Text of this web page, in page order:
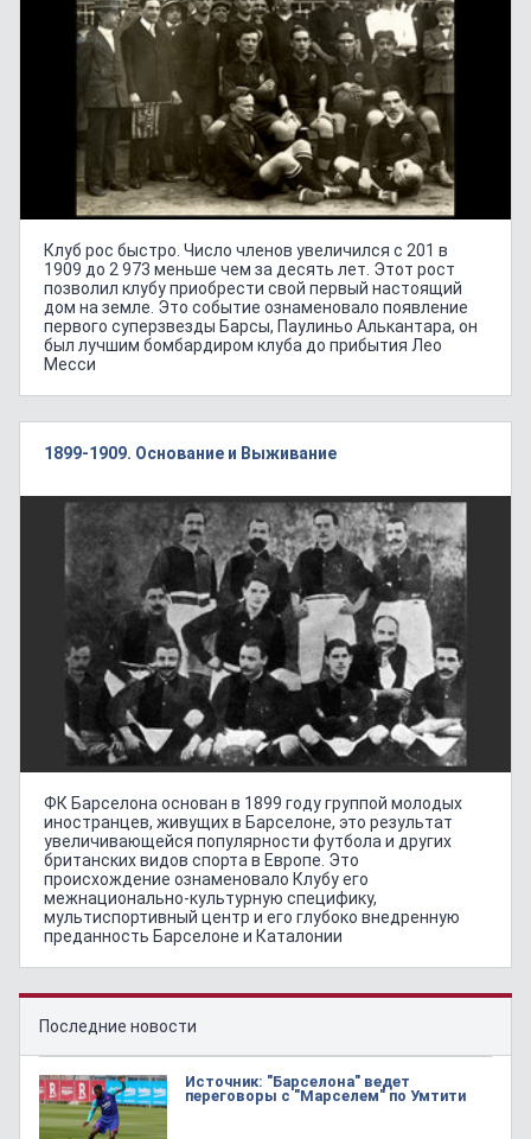
Клуб рос быстро. Число членов увеличился с 201 в
1909 до 2 973 меньше чем за десять лет. Этот рост
позволил клубу приобрести свой первый настоящий
дом на земле. Это событие ознаменовало появление
первого суперзвезды Барсы, Паулиньо Алькантара, он
был лучшим бомбардиром клуба до прибытия Лео
Месси
1899-1909. Основание и Выживание
ФК Барселона основан в 1899 году группой молодых
иностранцев, живущих в Барселоне, это результат
увеличивающейся популярности футбола и других
британских видов спорта в Европе. Это
происхождение ознаменовало Клубу его
межнационально-культурную специфику,
мультиспортивный центр и его глубоко внедренную
преданность Барселоне и Каталонии
Последние новости
Источник: "Барселона" ведет
переговоры с "Марселем" по Умтити